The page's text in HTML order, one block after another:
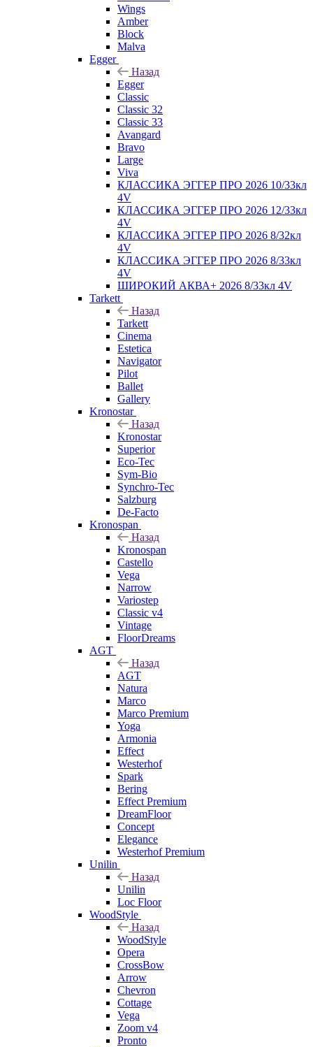
Wings
Amber
Block
Malva
Egger
Назад
Egger
Classic
Classic 32
Classic 33
Avangard
Bravo
Large
Viva
КЛАССИКА ЭГГЕР ПРО 2026 10/33кл
4V
КЛАССИКА ЭГГЕР ПРО 2026 12/33кл
4V
КЛАССИКА ЭГГЕР ПРО 2026 8/32кл
4V
КЛАССИКА ЭГГЕР ПРО 2026 8/33кл
4V
ШИРОКИЙ АКВА+ 2026 8/33кл 4V
Tarkett
Назад
Tarkett
Cinema
Estetica
Navigator
Pilot
Ballet
Gallery
Kronostar
Назад
Kronostar
Superior
Eco-Tec
Sym-Bio
Synchro-Tec
Salzburg
De-Facto
Kronospan
Назад
Kronospan
Castello
Vega
Narrow
Variostep
Classic v4
Vintage
FloorDreams
AGT
Назад
AGT
Natura
Marco
Marco Premium
Yoga
Armonia
Effect
Westerhof
Spark
Bering
Effect Premium
DreamFloor
Concept
Elegance
Westerhof Premium
Unilin
Назад
Unilin
Loc Floor
WoodStyle
Назад
WoodStyle
Opera
CrossBow
Arrow
Chevron
Cottage
Vega
Zoom v4
Pronto